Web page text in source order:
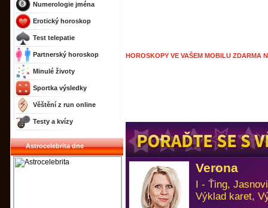
Numerologie jména
Erotický horoskop
Test telepatie
Partnerský horoskop
Minulé životy
Sportka výsledky
Věštění z run online
Testy a kvízy
Astrocelebrita dne
HOROSKOPY VE VAŠEM MOBILU ZDARMA
Verona
I - Ťing,
Výklad karet,